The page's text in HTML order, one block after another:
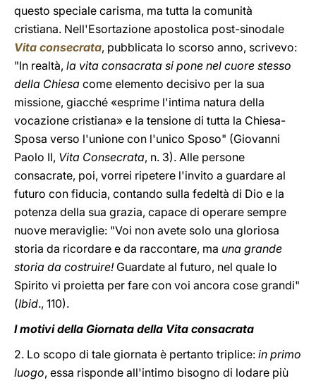
questo speciale carisma, ma tutta la comunità
cristiana. Nell'Esortazione apostolica post-sinodale
Vita consecrata, pubblicata lo scorso anno, scrivevo:
"In realtà, la vita consacrata si pone nel cuore stesso
della Chiesa come elemento decisivo per la sua
missione, giacché «esprime l'intima natura della
vocazione cristiana» e la tensione di tutta la Chiesa-
Sposa verso l'unione con l'unico Sposo" (Giovanni
Paolo II, Vita Consecrata, n. 3). Alle persone
consacrate, poi, vorrei ripetere l'invito a guardare al
futuro con fiducia, contando sulla fedeltà di Dio e la
potenza della sua grazia, capace di operare sempre
nuove meraviglie: "Voi non avete solo una gloriosa
storia da ricordare e da raccontare, ma una grande
storia da costruire!Guardate al futuro, nel quale lo
Spirito vi proietta per fare con voi ancora cose grandi"
(Ibid., 110).
I motivi della Giornata della Vita consacrata
2. Lo scopo di tale giornata è pertanto triplice: in primo
luogo, essa risponde all'intimo bisogno di lodare più